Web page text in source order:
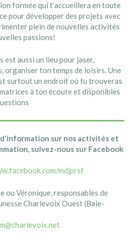
formée qui t’accueillera en toute
pour développer des projets avec
plein de nouvelles activités
passions!
est aussi un lieu pour jaser,
organiser ton temps de loisirs. Une
surtout un endroit où tu trouveras
à ton écoute et disponibles
d'information sur nos activités et
suivez-nous sur Facebook
mdjprsf
ou Véronique, responsables de
Charlevoix Ouest (Baie-